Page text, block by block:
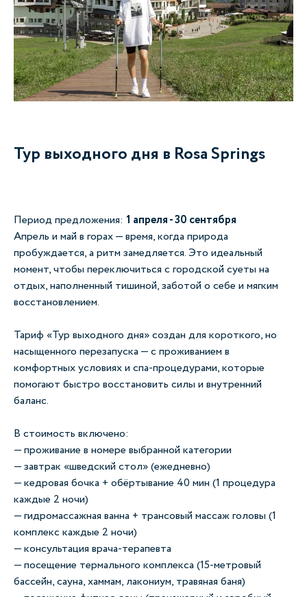
Тур выходного дня в Rosa Springs
Период предложения: 1 апреля - 30 сентября
Апрель и май в горах — время, когда природа
пробуждается, а ритм замедляется. Это идеальный
момент, чтобы переключиться с городской суеты на
отдых, наполненный тишиной, заботой о себе и мягким
восстановлением.
Тариф «Тур выходного дня» создан для короткого, но
насыщенного перезапуска — с проживанием в
комфортных условиях и спа-процедурами, которые
помогают быстро восстановить силы и внутренний
баланс.
В стоимость включено:
— проживание в номере выбранной категории
— завтрак «шведский стол» (ежедневно)
— кедровая бочка + обёртывание 40 мин (1 процедура
каждые 2 ночи)
— гидромассажная ванна + трансовый массаж головы (1
комплекс каждые 2 ночи)
— консультация врача-терапевта
— посещение термального комплекса (15-метровый
бассейн, сауна, хаммам, лакониум, травяная баня)